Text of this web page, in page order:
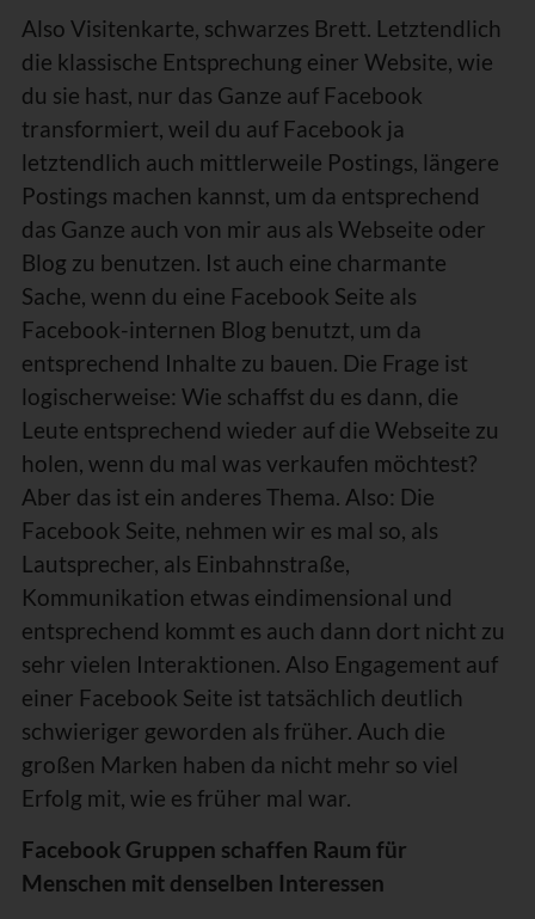
Also Visitenkarte, schwarzes Brett. Letztendlich
die klassische Entsprechung einer Website, wie
du sie hast, nur das Ganze auf Facebook
transformiert, weil du auf Facebook ja
letztendlich auch mittlerweile Postings, längere
Postings machen kannst, um da entsprechend
das Ganze auch von mir aus als Webseite oder
Blog zu benutzen. Ist auch eine charmante
Sache, wenn du eine Facebook Seite als
Facebook-internen Blog benutzt, um da
entsprechend Inhalte zu bauen. Die Frage ist
logischerweise: Wie schaffst du es dann, die
Leute entsprechend wieder auf die Webseite zu
holen, wenn du mal was verkaufen möchtest?
Aber das ist ein anderes Thema. Also: Die
Facebook Seite, nehmen wir es mal so, als
Lautsprecher, als Einbahnstraße,
Kommunikation etwas eindimensional und
entsprechend kommt es auch dann dort nicht zu
sehr vielen Interaktionen. Also Engagement auf
einer Facebook Seite ist tatsächlich deutlich
schwieriger geworden als früher. Auch die
großen Marken haben da nicht mehr so viel
Erfolg mit, wie es früher mal war.
Facebook Gruppen schaffen Raum für
Menschen mit denselben Interessen